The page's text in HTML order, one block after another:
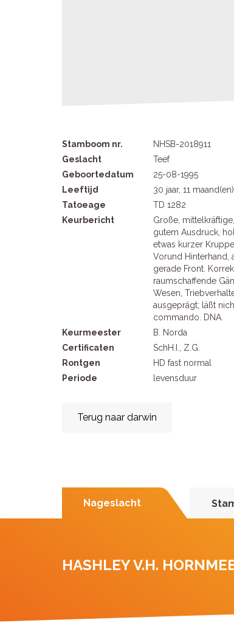
Stamboom nr.
NHSB-2018911
Geslacht
Teef
Geboortedatum
25-08-1995
Leeftijd
30 jaar, 11
Tatoeage
TD 1282
Keurbericht
Große,
gutem Ausdruck,
etwas kurzer
Vorund Hinterhand,
gerade Front.
raumschaffende
Wesen,
ausgeprägt; läßt
commando. DNA.
Keurmeester
B. Norda
Certificaten
SchH.I., Z.G.
Rontgen
HD fast normal
Periode
levensduur
Terug naar darwin
Nageslacht
HASHLEY V.H.